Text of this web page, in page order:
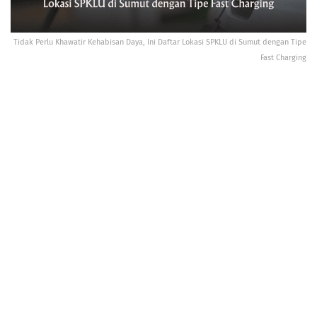
Tidak Perlu Khawatir Kehabisan Daya, Ini Daftar Lokasi SPKLU di Sumut dengan Tipe
Fast Charging